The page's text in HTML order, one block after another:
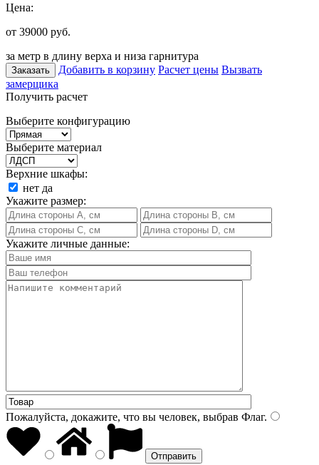
Цена:
от 39000 руб.
за метр в длину верха и низа гарнитура
Заказать Добавить в корзину Расчет цены Вызвать
замерщика
Получить расчет
Выберите конфигурацию
Выберите материал
Верхние шкафы:
нет да
Укажите размер:
Укажите личные данные:
Пожалуйста, докажите, что вы человек, выбрав Флаг.